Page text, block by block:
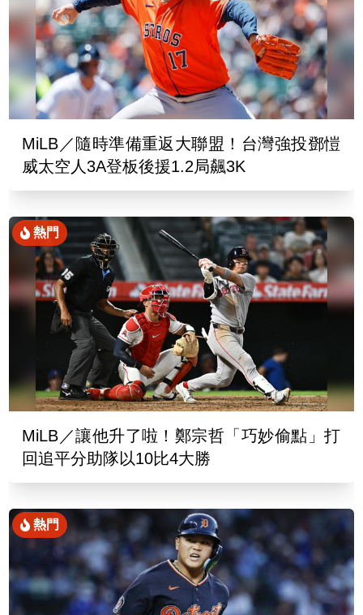
MiLB／隨時準備重返大聯盟！台灣強投鄧愷
威太空人3A登板後援1.2局飆3K
熱門
MiLB／讓他升了啦！鄭宗哲「巧妙偷點」打
回追平分助隊以10比4大勝
熱門